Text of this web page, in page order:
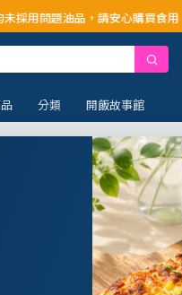
安心購買食用
分類 開飯故事館